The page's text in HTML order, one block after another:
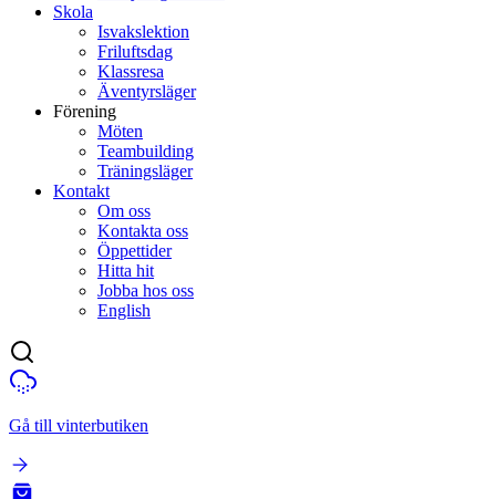
Skola
Isvakslektion
Friluftsdag
Klassresa
Äventyrsläger
Förening
Möten
Teambuilding
Träningsläger
Kontakt
Om oss
Kontakta oss
Öppettider
Hitta hit
Jobba hos oss
English
Gå till vinterbutiken